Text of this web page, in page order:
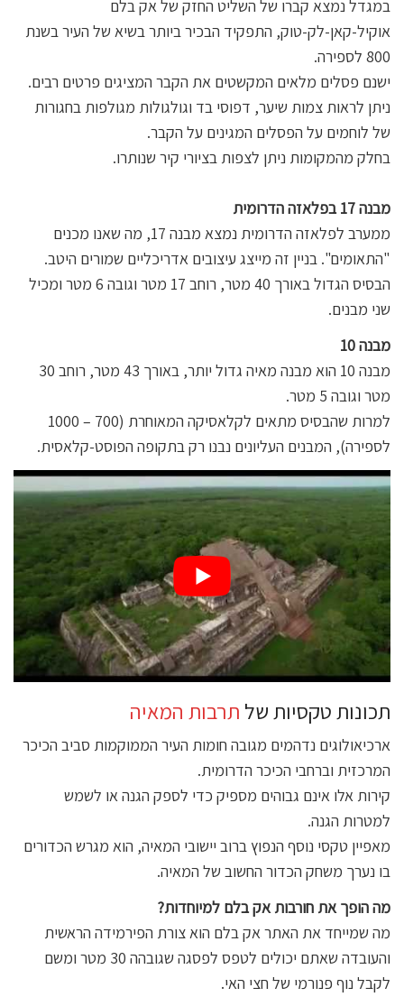
במגדל נמצא קברו של השליט החזק של אק בלם
אוקיל-קאן-לק-טוק, התפקיד הבכיר ביותר בשיא של העיר בשנת
800 לספירה.
ישנם פסלים מלאים המקשטים את הקבר המציגים פרטים רבים.
ניתן לראות צמות שיער, דפוסי בד וגולגולות מגולפות בחגורות
של לוחמים על הפסלים המגינים על הקבר.
בחלק מהמקומות ניתן לצפות בציורי קיר שנותרו.
מבנה 17 בפלאזה הדרומית
ממערב לפלאזה הדרומית נמצא מבנה 17, מה שאנו מכנים
"התאומים". בניין זה מייצג עיצובים אדריכליים שמורים היטב.
הבסיס הגדול באורך 40 מטר, רוחב 17 מטר וגובה 6 מטר ומכיל
שני מבנים.
מבנה 10
מבנה 10 הוא מבנה מאיה גדול יותר, באורך 43 מטר, רוחב 30
מטר וגובה 5 מטר.
למרות שהבסיס מתאים לקלאסיקה המאוחרת (700 – 1000
לספירה), המבנים העליונים נבנו רק בתקופה הפוסט-קלאסית.
תכונות טקסיות של תרבות המאיה
ארכיאולוגים נדהמים מגובה חומות העיר הממוקמות סביב הכיכר
המרכזית וברחבי הכיכר הדרומית.
קירות אלו אינם גבוהים מספיק כדי לספק הגנה או לשמש
למטרות הגנה.
מאפיין טקסי נוסף הנפוץ ברוב יישובי המאיה, הוא מגרש הכדורים
בו נערך משחק הכדור החשוב של המאיה.
מה הופך את חורבות אק בלם למיוחדות?
מה שמייחד את האתר אק בלם הוא צורת הפירמידה הראשית
והעובדה שאתם יכולים לטפס לפסגה שגובהה 30 מטר ומשם
לקבל נוף פנורמי של חצי האי.